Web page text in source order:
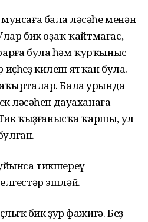
бала өләсәһе менән
бик оҙаҡ ҡайтмағас,
була һәм ҡурҡыныс
килеш ятҡан була.
Бала урында
өләсәһен дауаханаға
Тик ҡыҙғанысҡа ҡаршы, ул
тикшереү
эшләй.
бик ҙур фажиғә. Беҙ